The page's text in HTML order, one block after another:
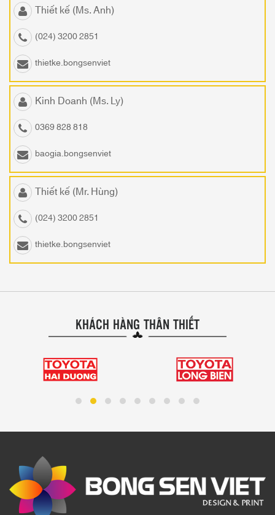
Thiết kế (Ms. Anh)
(024) 3200 2851
thietke.bongsenviet
Kinh Doanh (Ms. Ly)
0369 828 818
baogia.bongsenviet
Thiết kế (Mr. Hùng)
(024) 3200 2851
thietke.bongsenviet
KHÁCH HÀNG THÂN THIẾT